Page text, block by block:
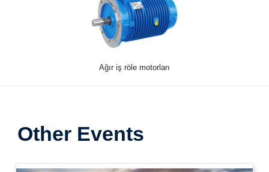
Ağır iş röle motorları
Other Events